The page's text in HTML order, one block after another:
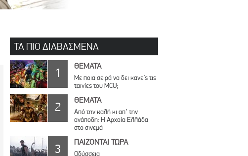
ΤΑ ΠΙΟ ΔΙΑΒΑΣΜΕΝΑ
1 ΘΕΜΑΤΑ
Με ποια σειρά να δει κανείς τις
ταινίες του MCU;
2 ΘΕΜΑΤΑ
Από την καλή κι απ’ την
ανάποδη: Η Αρχαία Ελλάδα
στο σινεμά
3 ΠΑΙΖΟΝΤΑΙ ΤΩΡΑ
Οδύσσεια